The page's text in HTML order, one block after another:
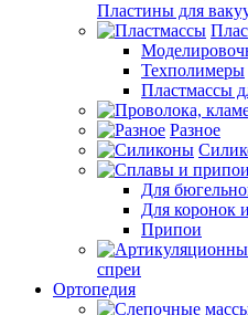
Пластины для
Техполимеры
Пластмассы
Разное
Для
Для коронок
Припои
спреи
Ортопедия